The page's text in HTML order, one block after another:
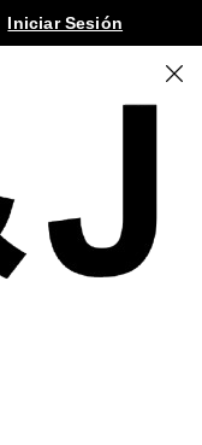
Iniciar Sesión